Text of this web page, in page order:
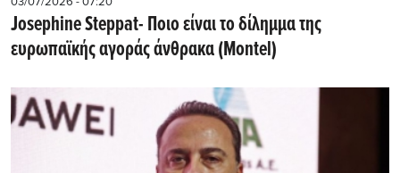
Josephine Steppat- Ποιο είναι το δίλημμα της
ευρωπαϊκής αγοράς άνθρακα (Montel)